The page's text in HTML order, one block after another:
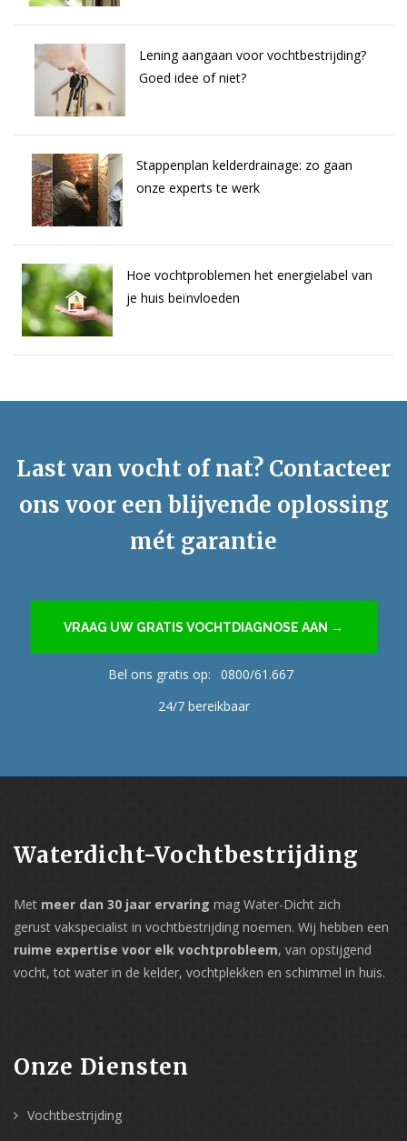
Lening aangaan voor vochtbestrijding?
Goed idee of niet?
Stappenplan kelderdrainage: zo gaan
onze experts te werk
Hoe vochtproblemen het energielabel van
je huis beïnvloeden
Last van vocht of nat? Contacteer
ons voor een blijvende oplossing
mét garantie
VRAAG UW GRATIS VOCHTDIAGNOSE AAN →
Bel ons gratis op:
0800/61.667
24/7 bereikbaar
Waterdicht-Vochtbestrijding
Met meer dan 30 jaar ervaring mag Water-Dicht zich
gerust vakspecialist in vochtbestrijding noemen. Wij hebben een
ruime expertise voor elk vochtprobleem, van opstijgend
vocht, tot water in de kelder, vochtplekken en schimmel in huis.
Onze Diensten
Vochtbestrijding